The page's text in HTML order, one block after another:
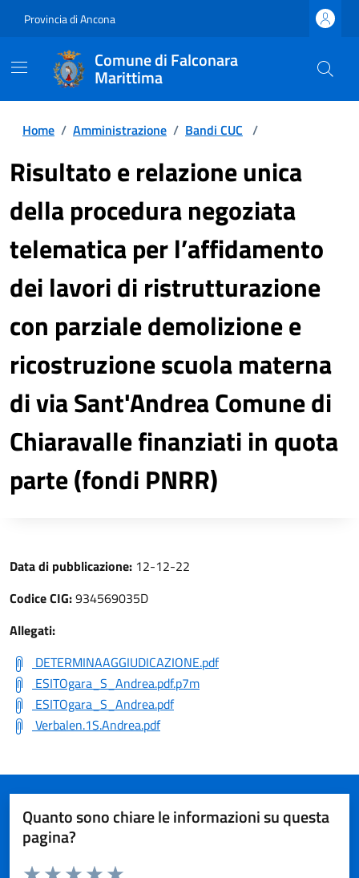
Provincia di Ancona
Comune di Falconara
Marittima
Home / Amministrazione / Bandi CUC /
Risultato e relazione unica
della procedura negoziata
telematica per l’affidamento
dei lavori di ristrutturazione
con parziale demolizione e
ricostruzione scuola materna
di via Sant'Andrea Comune di
Chiaravalle finanziati in quota
parte (fondi PNRR)
Data di pubblicazione: 12-12-22
Codice CIG:934569035D
Allegati:
DETERMINAAGGIUDICAZIONE.pdf
ESITOgara_S_Andrea.pdf.p7m
ESITOgara_S_Andrea.pdf
Verbalen.1S.Andrea.pdf
Quanto sono chiare le informazioni su questa
pagina?
Valuta da 1 a 5 stelle la pagina